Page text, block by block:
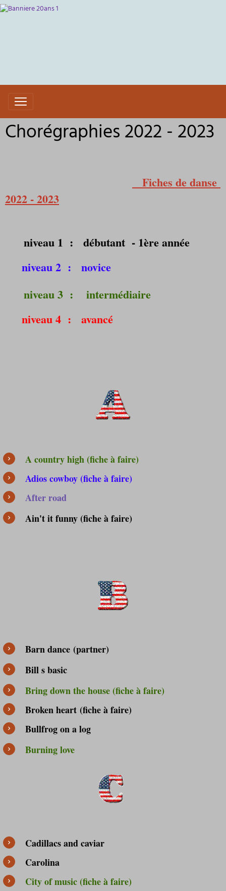
Chorégraphies 2022 - 2023
Fiches de danse
2022 - 2023
niveau 1 : débutant - 1ère année
niveau 2 : novice
niveau 3 : intermédiaire
niveau 4 : avancé
A country high (fiche à faire)
Adios cowboy (fiche à faire)
After road
Ain't it funny (fiche à faire)
Barn dance (partner)
Bill s basic
Bring down the house (fiche à faire)
Broken heart (fiche à faire)
Bullfrog on a log
Burning love
Cadillacs and caviar
Carolina
City of music (fiche à faire)